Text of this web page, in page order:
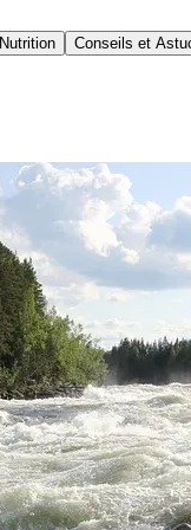
Nutrition Conseils et